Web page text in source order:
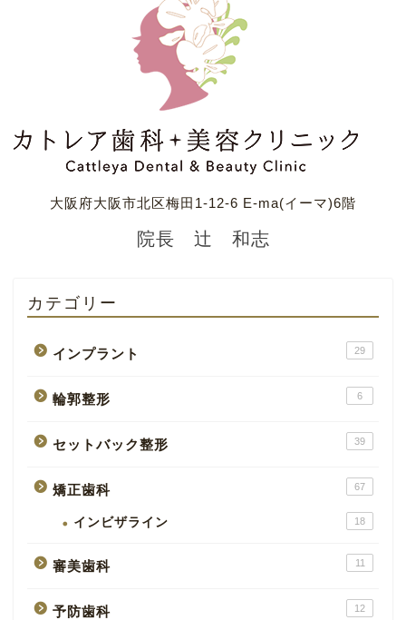
大阪府大阪市北区梅田1-12-6 E-ma(イーマ)6階
院長 辻 和志
カテゴリー
インプラント 29
輪郭整形 6
セットバック整形 39
矯正歯科 67
インビザライン 18
審美歯科 11
予防歯科 12